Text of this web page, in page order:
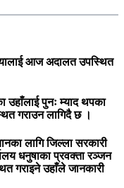
आज अदालत उपस्थित
उहाँलाई पुनः म्याद थपका
गराउन लागिदै छ ।
लागि जिल्ला सरकारी
धनुषाका प्रवक्ता रञ्जन
गराइने उहाँले जानकारी